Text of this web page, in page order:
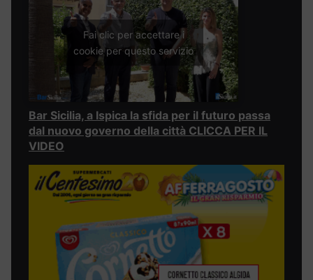
Fai clic per accettare i
cookie per questo servizio
Bar Sicilia, a Ispica la sfida per il futuro passa
dal nuovo governo della città CLICCA PER IL
VIDEO